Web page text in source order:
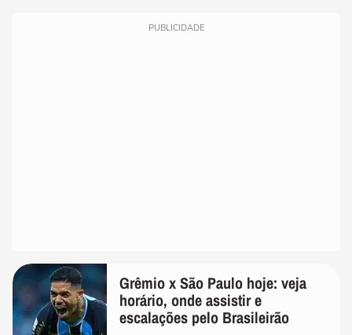
PUBLICIDADE
Grêmio x São Paulo hoje: veja
horário, onde assistir e
escalações pelo Brasileirão